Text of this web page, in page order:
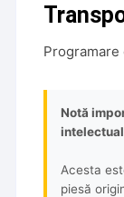
Notă
Acesta
piesă